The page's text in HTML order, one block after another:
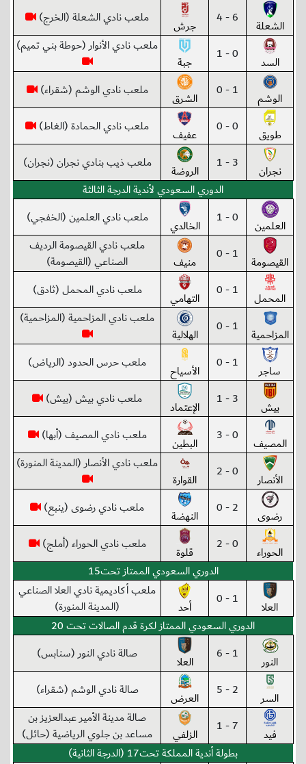
الشعلة 6 - 4 جرش ملعب نادي الشعلة (الخرج)
السد 0 - 1 جبة
ملعب نادي الأنوار (حوطة بني تميم)
الوشم 1 - 0 الشرق ملعب نادي الوشم (شقراء)
طويق 0 - 0 عفيف ملعب نادي الحمادة (الغاط)
نجران 3 - 1 الروضة
ملعب ذيب بنادي نجران (نجران)
الدوري السعودي لأندية الدرجة الثالثة
العلمين 0 - 1 الخالدي ملعب نادي العلمين (الخفجي)
القيصومة 1 - 0 منيف
ملعب نادي القيصومة الرديف
الصناعي (القيصومة)
المحمل 1 - 0 التهامي ملعب نادي المحمل (ثادق)
المزاحمية 1 - 0 الهلالية
ملعب نادي المزاحمية (المزاحمية)
ساجر 1 - 0 الأسياح ملعب حرس الحدود (الرياض)
بيش 3 - 1 الإعتماد ملعب نادي بيش (بيش)
المصيف 0 - 3 البطين ملعب نادي المصيف (أبها)
الأنصار 0 - 2 القوارة
ملعب نادي الأنصار (المدينة المنورة)
رضوى 2 - 0 النهضة ملعب نادي رضوى (ينبع)
الحوراء 0 - 2 قلوة
ملعب نادي الحوراء (أملج)
الدوري السعودي الممتاز تحت15
العلا 1 - 0 أحد
ملعب أكاديمية نادي العلا الصناعي
(المدينة المنورة)
الدوري السعودي الممتاز لكرة قدم الصالات تحت 20
النور 1 - 6 العلا صالة نادي النور (سنابس)
السر 2 - 5 العرض صالة نادي الوشم (شقراء)
فيد 7 - 1 الزلفي
صالة مدينة الأمير عبدالعزيز بن
مساعد بن جلوي الرياضية (حائل)
بطولة أندية المملكة تحت17 (الدرجة الثانية)